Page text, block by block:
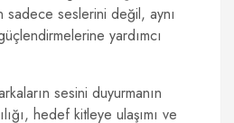
sadece seslerini değil, aynı
yardımcı
sesini duyurmanın
hedef kitleye ulaşımı ve